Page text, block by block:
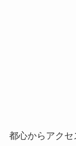
都心からアク